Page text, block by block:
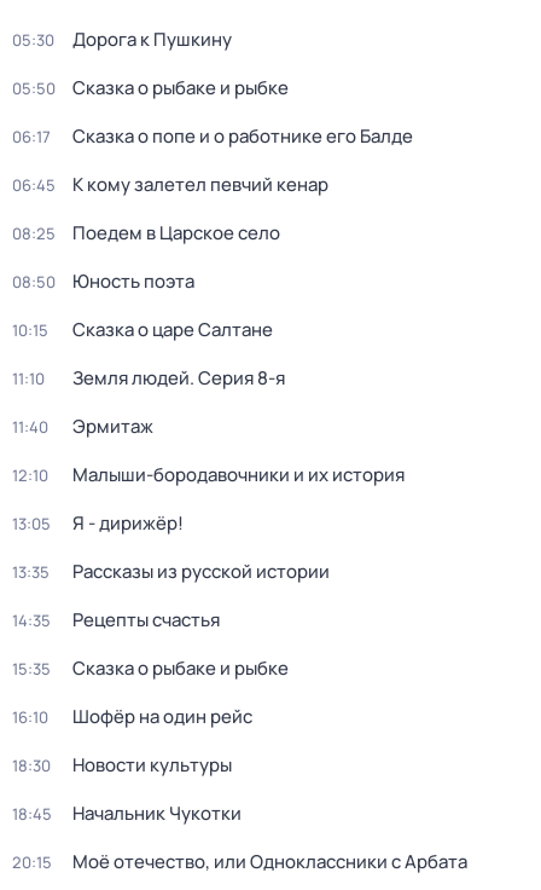
05:30 Дорога к Пушкину
05:50 Сказка о рыбаке и рыбке
06:17 Сказка о попе и о работнике его Балде
06:45 К кому залетел певчий кенар
08:25 Поедем в Царское село
08:50 Юность поэта
10:15 Сказка о царе Салтане
11:10 Земля людей. Серия 8-я
11:40 Эрмитаж
12:10 Малыши-бородавочники и их история
13:05 Я - дирижёр!
13:35 Рассказы из русской истории
14:35 Рецепты счастья
15:35 Сказка о рыбаке и рыбке
16:10 Шофёр на один рейс
18:30 Новости культуры
18:45 Начальник Чукотки
20:15 Моё отечество, или Одноклассники с Арбата